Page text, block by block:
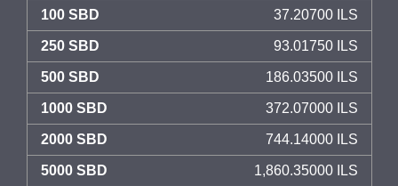
100 SBD 37.20700 ILS
250 SBD 93.01750 ILS
500 SBD 186.03500 ILS
1000 SBD 372.07000 ILS
2000 SBD 744.14000 ILS
5000 SBD 1,860.35000 ILS